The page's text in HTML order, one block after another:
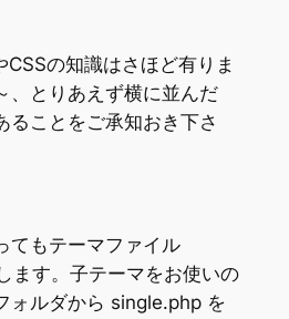
の知識はさほど有りま
、とりあえず横に並んだ
ることをご承知おき下さ
てもテーマファイル
ます。子テーマをお使いの
ォルダから single.php を